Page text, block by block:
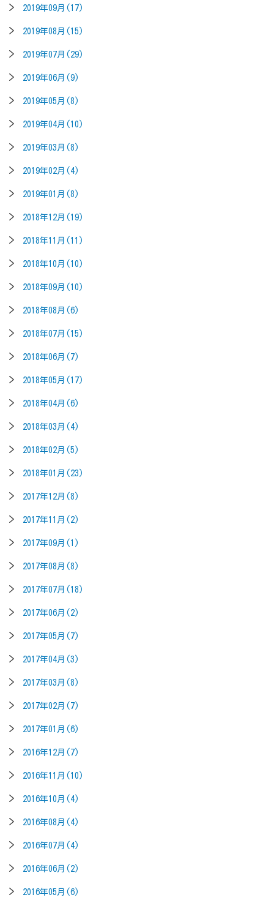
2019年09月(17)
2019年08月(15)
2019年07月(29)
2019年06月(9)
2019年05月(8)
2019年04月(10)
2019年03月(8)
2019年02月(4)
2019年01月(8)
2018年12月(19)
2018年11月(11)
2018年10月(10)
2018年09月(10)
2018年08月(6)
2018年07月(15)
2018年06月(7)
2018年05月(17)
2018年04月(6)
2018年03月(4)
2018年02月(5)
2018年01月(23)
2017年12月(8)
2017年11月(2)
2017年09月(1)
2017年08月(8)
2017年07月(18)
2017年06月(2)
2017年05月(7)
2017年04月(3)
2017年03月(8)
2017年02月(7)
2017年01月(6)
2016年12月(7)
2016年11月(10)
2016年10月(4)
2016年08月(4)
2016年07月(4)
2016年06月(2)
2016年05月(6)